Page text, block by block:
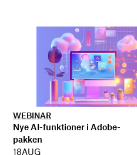
WEBINAR
Nye AI-funktioner i Adobe-
pakken
18AUG